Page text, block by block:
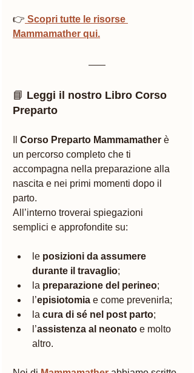
👉 Scopri tutte le risorse
Mammamather qui.
📘 Leggi il nostro Libro Corso
Preparto
Corso Preparto Mammamather è
un percorso completo che ti
accompagna nella preparazione alla
nascita e nei primi momenti dopo il
parto.
All’interno troverai spiegazioni
semplici e approfondite su:
le posizioni da assumere
durante il travaglio;
la preparazione del perineo;
l’episiotomia e come prevenirla;
la cura di sé nel post parto;
l’assistenza al neonato e molto
altro.